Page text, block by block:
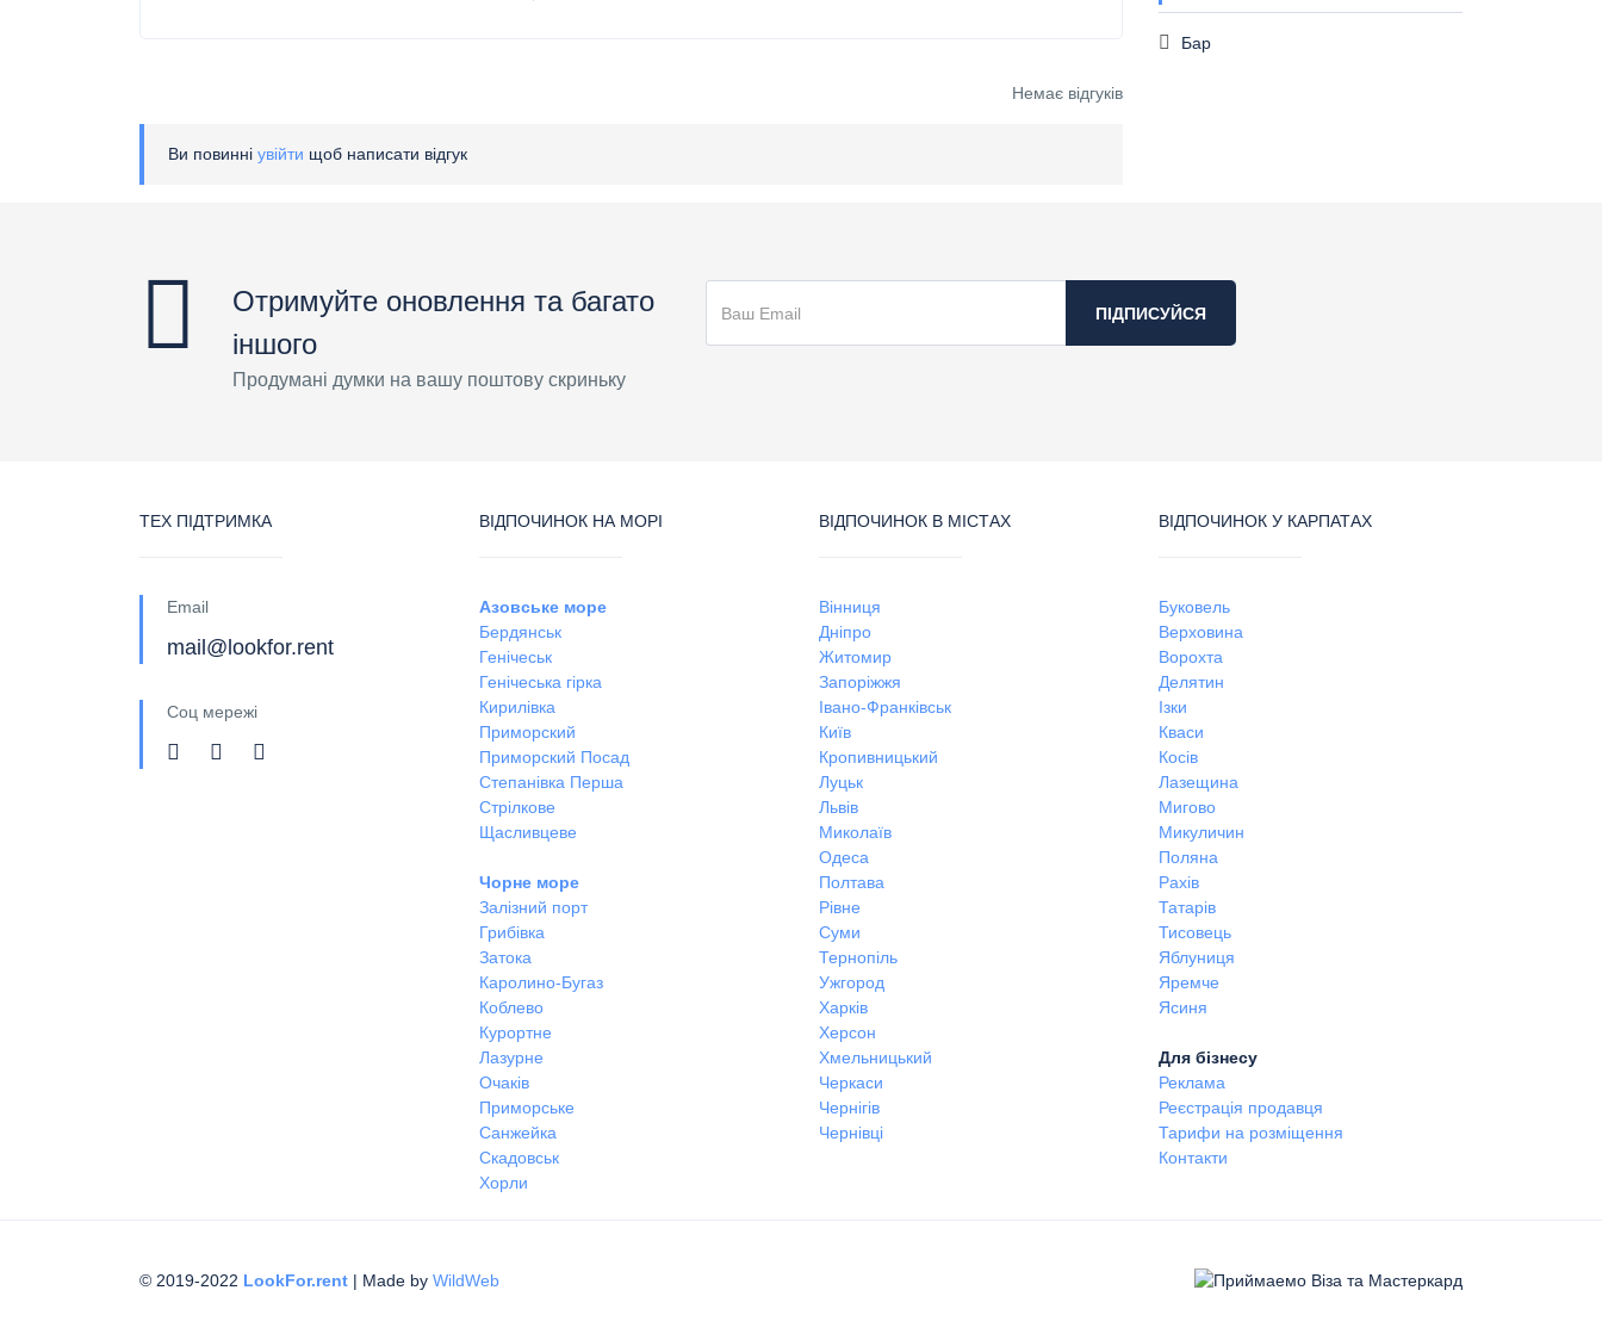
Немає відгуків
Ви повинні увійти щоб написати відгук
Бар
Отримуйте оновлення та багато
іншого
Продумані думки на вашу поштову скриньку
ПІДПИСУЙСЯ
ТЕХ ПІДТРИМКА
Email
mail@lookfor.rent
Соц мережі
ВІДПОЧИНОК НА МОРІ
Азовське море
Бердянськ
Генічеськ
Генічеська гірка
Кирилівка
Приморский
Приморский Посад
Степанівка Перша
Стрілкове
Щасливцеве
Чорне море
Залізний порт
Грибівка
Затока
Каролино-Бугаз
Коблево
Курортне
Лазурне
Очаків
Приморське
Санжейка
Скадовськ
Хорли
ВІДПОЧИНОК В МІСТАХ
Вінниця
Дніпро
Житомир
Запоріжжя
Івано-Франківськ
Київ
Кропивницький
Луцьк
Львів
Миколаїв
Одеса
Полтава
Рівне
Суми
Тернопіль
Ужгород
Харків
Херсон
Хмельницький
Черкаси
Чернігів
Чернівці
ВІДПОЧИНОК У КАРПАТАХ
Буковель
Верховина
Ворохта
Делятин
Ізки
Кваси
Косів
Лазещина
Мигово
Микуличин
Поляна
Рахів
Татарів
Тисовець
Яблуниця
Яремче
Ясиня
Для бізнесу
Реклама
Реєстрація продавця
Тарифи на розміщення
Контакти
© 2019-2022 LookFor.rent | Made by WildWeb